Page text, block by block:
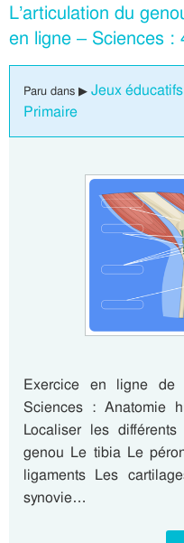
L’articulation du
en ligne – Sciences :
Paru dans ▶ Jeux
Primaire
Exercice en ligne de
Sciences : Anatomie
Localiser les
genou Le tibia Le
ligaments Les
synovie…